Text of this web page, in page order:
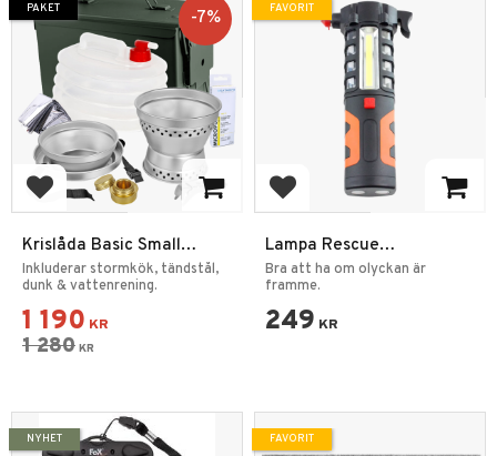
Lägg till i favoriter
Krislåda Basic Small
Prepping Paket
Inkluderar stormkök, tändstål,
dunk & vattenrening.
1 190 KR
1 280 KR
7%
PAKET
Lägg till i favoriter
Lampa Rescue
Arbetslampa
Bra att ha om olyckan är
framme.
249 KR
FAVORIT
NYHET FAVORIT